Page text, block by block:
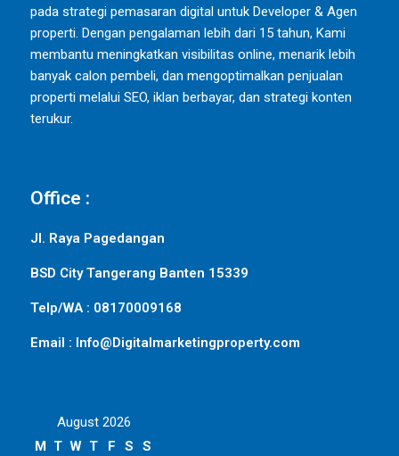
pada strategi pemasaran digital untuk Developer & Agen
properti. Dengan pengalaman lebih dari 15 tahun, Kami
membantu meningkatkan visibilitas online, menarik lebih
banyak calon pembeli, dan mengoptimalkan penjualan
properti melalui SEO, iklan berbayar, dan strategi konten
terukur.
Office :
Jl. Raya Pagedangan
BSD City Tangerang Banten 15339
Telp/WA : 08170009168
Email : Info@Digitalmarketingproperty.com
August 2026
M T W T F S
S